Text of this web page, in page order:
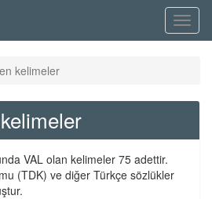
Menü
kelimeler
VAL olan kelimeler 75 adettir.
(TDK) ve diğer Türkçe sözlükler